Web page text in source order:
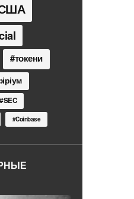
токени
SEC
Coinbase